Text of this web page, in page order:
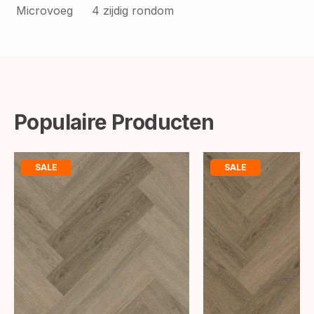
Microvoeg 4 zijdig rondom
Populaire Producten
SALE SALE